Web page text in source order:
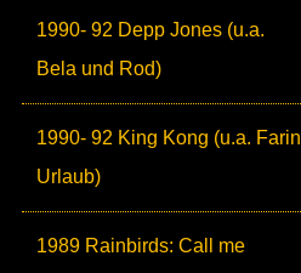
1990- 92 Depp Jones (u.a.
Bela und Rod)
1990- 92 King Kong (u.a. Farin
Urlaub)
1989 Rainbirds: Call me